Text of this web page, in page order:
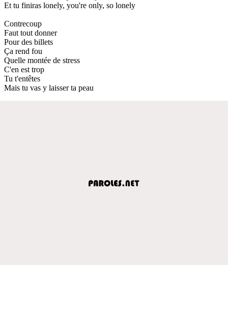
Et tu finiras lonely, you're only, so lonely
Contrecoup
Faut tout donner
Pour des billets
Ça rend fou
Quelle montée de stress
C'en est trop
Tu t'entêtes
Mais tu vas y laisser ta peau